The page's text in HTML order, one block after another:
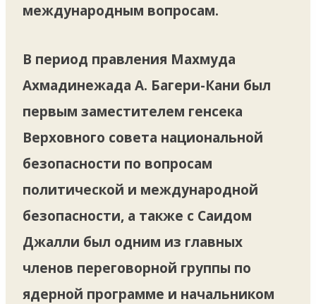
международным вопросам.
В период правления Махмуда
Ахмадинежада А. Багери-Кани был
первым заместителем генсека
Верховного совета национальной
безопасности по вопросам
политической и международной
безопасности, а также с Саидом
Джалли был одним из главных
членов переговорной группы по
ядерной программе и начальником